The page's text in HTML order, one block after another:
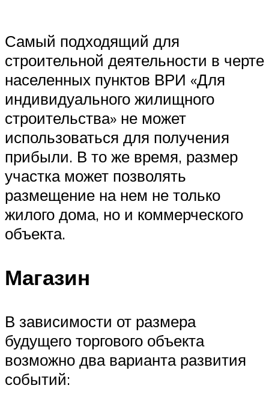
Самый подходящий для
строительной деятельности в черте
населенных пунктов ВРИ «Для
индивидуального жилищного
строительства» не может
использоваться для получения
прибыли. В то же время, размер
участка может позволять
размещение на нем не только
жилого дома, но и коммерческого
объекта.
Магазин
В зависимости от размера
будущего торгового объекта
возможно два варианта развития
событий: